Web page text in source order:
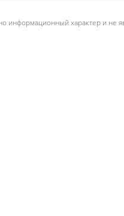
информационный характер и не